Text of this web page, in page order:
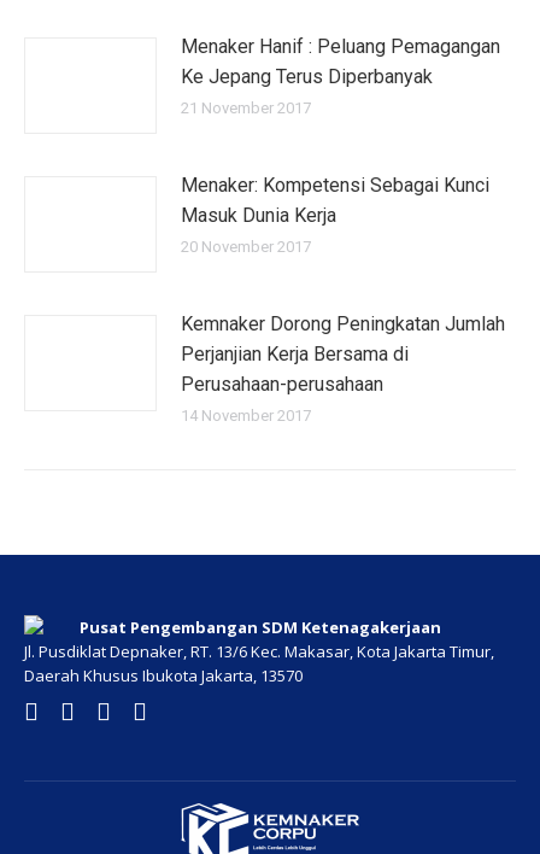
Menaker Hanif : Peluang Pemagangan
Ke Jepang Terus Diperbanyak
21 November 2017
Menaker: Kompetensi Sebagai Kunci
Masuk Dunia Kerja
20 November 2017
Kemnaker Dorong Peningkatan Jumlah
Perjanjian Kerja Bersama di
Perusahaan-perusahaan
14 November 2017
Pusat Pengembangan SDM Ketenagakerjaan
Jl. Pusdiklat Depnaker, RT. 13/6 Kec. Makasar, Kota Jakarta Timur,
Daerah Khusus Ibukota Jakarta, 13570